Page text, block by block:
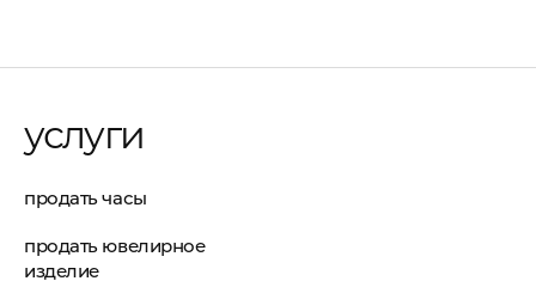
услуги
продать часы
продать ювелирное
изделие